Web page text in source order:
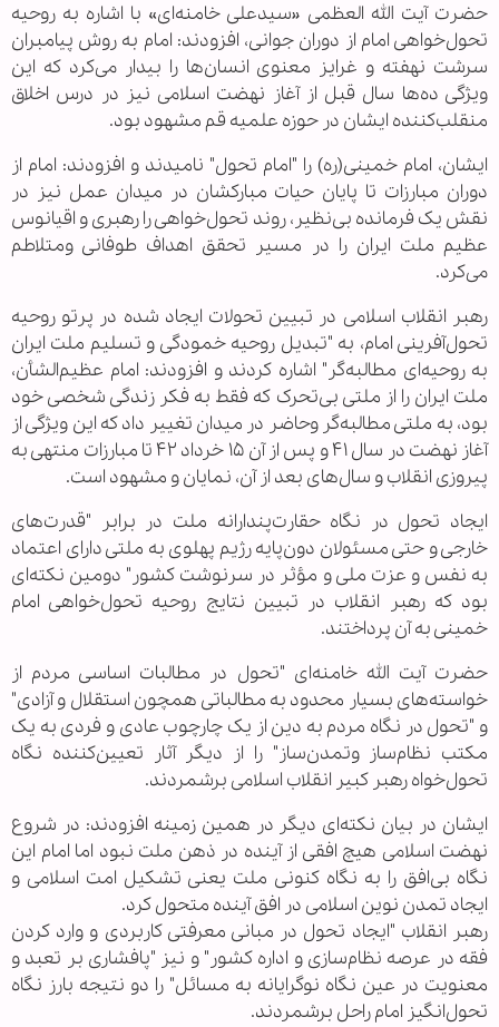
حضرت آیت ‌الله العظمی «سیدعلی خامنه‌ای» با اشاره به روحیه
تحول‌خواهی امام از دوران جوانی، افزودند: امام به روش پیامبران
سرشت نهفته و غرایز معنوی انسان‌ها را بیدار می‌کرد که این
ویژگی ده‌ها سال قبل از آغاز نهضت اسلامی نیز در درس اخلاق
منقلب‌کننده ایشان در حوزه علمیه قم مشهود بود.
ایشان، امام خمینی(ره) را "امام تحول" نامیدند و افزودند: امام از
دوران مبارزات تا پایان حیات مبارکشان در میدان عمل نیز در
نقش یک فرمانده بی‌نظیر، روند تحول‌خواهی را رهبری و اقیانوس
عظیم ملت ایران را در مسیر تحقق اهداف طوفانی ومتلاطم
می‌کرد.
رهبر انقلاب اسلامی در تبیین تحولات ایجاد شده در پرتو روحیه
تحول‌آفرینی امام، به "تبدیل روحیه خمودگی و تسلیم ملت ایران
به روحیه‌ای مطالبه‌گر" اشاره کردند و افزودند: امام عظیم‌الشأن،
ملت ایران را از ملتی بی‌تحرک که فقط به فکر زندگی شخصی خود
بود، به ملتی مطالبه‌گر وحاضر در میدان تغییر داد که این ویژگی از
آغاز نهضت در سال ۴۱ و پس از آن ۱۵ خرداد ۴۲ تا مبارزات منتهی به
پیروزی انقلاب و سال‌های بعد از آن، نمایان و مشهود است.
ایجاد تحول در نگاه حقارت‌پندارانه ملت در برابر "قدرت‌های
خارجی و حتی مسئولان دون‌پایه رژیم پهلوی به ملتی دارای اعتماد
به نفس و عزت ملی و مؤثر در سرنوشت کشور" دومین نکته‌ای
بود که رهبر انقلاب در تبیین نتایج روحیه تحول‌خواهی امام
خمینی به آن پرداختند.
حضرت آیت‌ الله خامنه‌ای "تحول در مطالبات اساسی مردم از
خواسته‌های بسیار محدود به مطالباتی همچون استقلال و آزادی"
و "تحول در نگاه مردم به دین از یک چارچوب عادی و فردی به یک
مکتب نظام‌ساز وتمدن‌ساز" را از دیگر آثار تعیین‌کننده نگاه
تحول‌خواه رهبر کبیر انقلاب اسلامی برشمردند.
ایشان در بیان نکته‌ای دیگر در همین زمینه افزودند: در شروع
نهضت اسلامی هیچ افقی از آینده در ذهن ملت نبود اما امام این
نگاه بی‌افق را به نگاه کنونی ملت یعنی تشکیل امت اسلامی و
ایجاد تمدن نوین اسلامی در افق آینده متحول کرد.
رهبر انقلاب "ایجاد تحول در مبانی معرفتی کاربردی و وارد کردن
فقه در عرصه نظام‌سازی و اداره کشور" و نیز "پافشاری بر تعبد و
معنویت در عین نگاه نوگرایانه به مسائل" را دو نتیجه بارز نگاه
تحول‌انگیز امام راحل برشمردند.